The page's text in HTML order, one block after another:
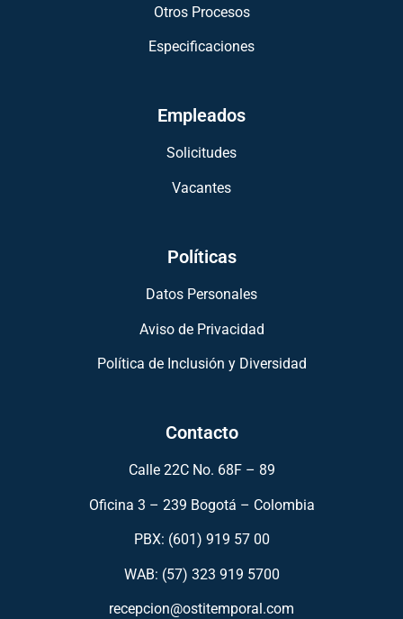
Otros Procesos
Especificaciones
Empleados
Solicitudes
Vacantes
Políticas
Datos Personales
Aviso de Privacidad
Política de Inclusión y Diversidad
Contacto
Calle 22C No. 68F – 89
Oficina 3 – 239 Bogotá – Colombia
PBX: (601) 919 57 00
WAB: (57) 323 919 5700
recepcion@ostitemporal.com